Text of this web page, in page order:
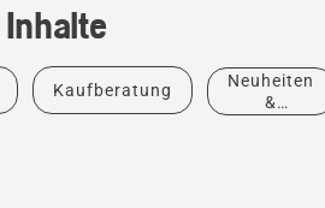
Kaufberatung
Neuheiten
&